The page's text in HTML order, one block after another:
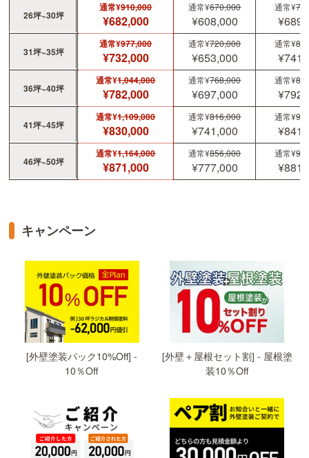
26坪~30坪
通常¥910,000
¥682,000
通常¥670,000
¥608,000
通常¥
31坪~35坪
通常¥977,000
¥732,000
通常¥720,000
¥653,000
通常¥
36坪~40坪
通常¥1,044,000
¥782,000
通常¥768,000
¥697,000
通常¥
41坪~45坪
通常¥1,109,000
¥830,000
通常¥816,000
¥741,000
通常¥
46坪~50坪
通常¥1,164,000
¥871,000
通常¥856,000
¥777,000
通常¥
キャンペーン
[外壁塗装パック10%Off] -
10％Off
[外壁＋屋根セット割] - 屋根塗
装10％Off